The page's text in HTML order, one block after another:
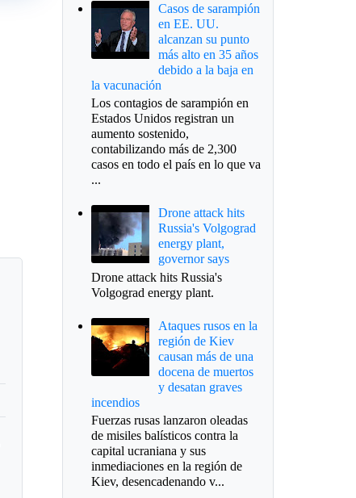
Casos de sarampión
en EE. UU.
alcanzan su punto
más alto en 35 años
debido a la baja en
la vacunación
Los contagios de sarampión en
Estados Unidos registran un
aumento sostenido,
contabilizando más de 2,300
casos en todo el país en lo que va
...
Drone attack hits
Russia's Volgograd
energy plant,
governor says
Drone attack hits Russia's
Volgograd energy plant.
Ataques rusos en la
región de Kiev
causan más de una
docena de muertos
y desatan graves
incendios
Fuerzas rusas lanzaron oleadas
de misiles balísticos contra la
capital ucraniana y sus
inmediaciones en la región de
Kiev, desencadenando v...